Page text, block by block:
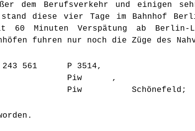
dem Berufsverkehr und einigen
diese vier Tage im Bahnhof
60 Minuten Verspätung ab
fuhren nur noch die Züge des
P 3514,
26 10 1990 Piw ,
10 1990 Piw Schönefeld;